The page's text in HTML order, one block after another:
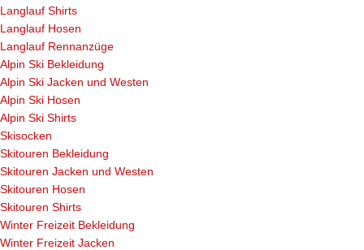
Langlauf Shirts
Langlauf Hosen
Langlauf Rennanzüge
Alpin Ski Bekleidung
Alpin Ski Jacken und Westen
Alpin Ski Hosen
Alpin Ski Shirts
Skisocken
Skitouren Bekleidung
Skitouren Jacken und Westen
Skitouren Hosen
Skitouren Shirts
Winter Freizeit Bekleidung
Winter Freizeit Jacken